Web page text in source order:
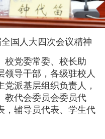
国人大四次会议精神
校党委常委、校长助
领导干部，各级驻校人
派基层组织负责人，
教代会委员会委员代
，辅导员代表、学生代